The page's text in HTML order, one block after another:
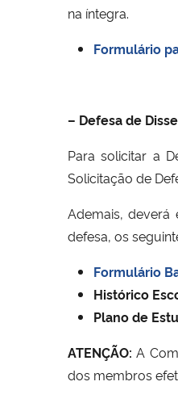
na íntegra.
Formulário
– Defesa de
Para solicitar a
Solicitação de
Ademais, deverá
defesa, os
Formulário
Histórico
Plano de
ATENÇÃO: A
dos membros